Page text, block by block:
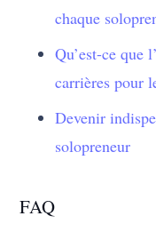
chaque
Qu’est-ce que
carrières pour
Devenir
solopreneur
FAQ